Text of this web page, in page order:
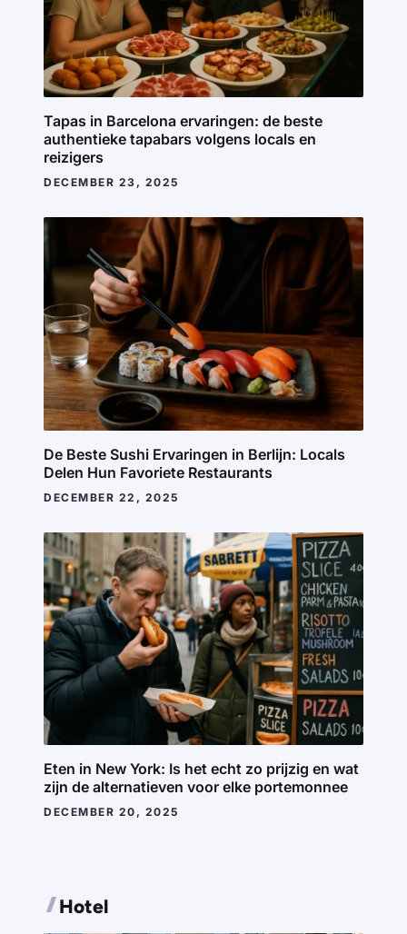
Tapas in Barcelona ervaringen: de beste
authentieke tapabars volgens locals en
reizigers
DECEMBER 23, 2025
De Beste Sushi Ervaringen in Berlijn: Locals
Delen Hun Favoriete Restaurants
DECEMBER 22, 2025
Eten in New York: Is het echt zo prijzig en wat
zijn de alternatieven voor elke portemonnee
DECEMBER 20, 2025
Hotel